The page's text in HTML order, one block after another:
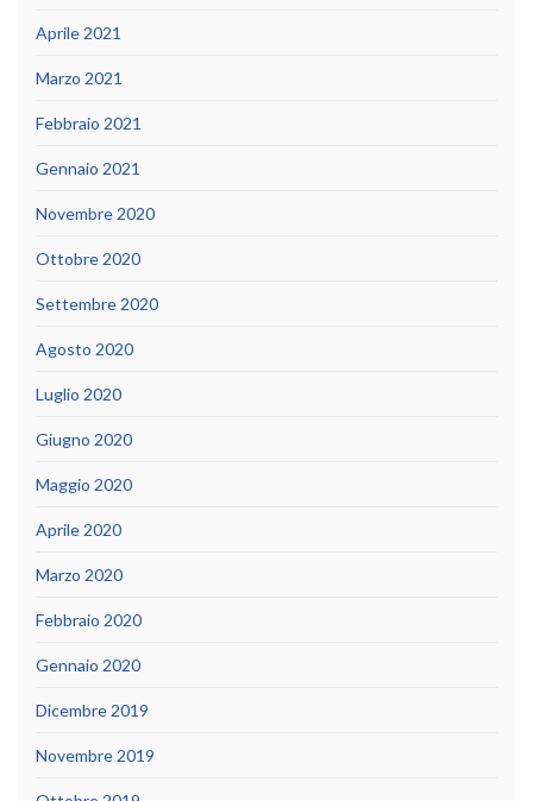
Aprile 2021
Marzo 2021
Febbraio 2021
Gennaio 2021
Novembre 2020
Ottobre 2020
Settembre 2020
Agosto 2020
Luglio 2020
Giugno 2020
Maggio 2020
Aprile 2020
Marzo 2020
Febbraio 2020
Gennaio 2020
Dicembre 2019
Novembre 2019